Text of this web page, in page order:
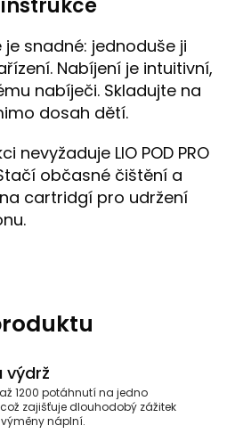
snadné: jednoduše ji
Nabíjení je intuitivní,
nabíječi. Skladujte na
dosah dětí.
nevyžaduje LIO POD PRO
občasné čištění a
cartridgí pro udržení
výdrž
1200 potáhnutí na jedno
zajišťuje dlouhodobý zážitek
náplní.